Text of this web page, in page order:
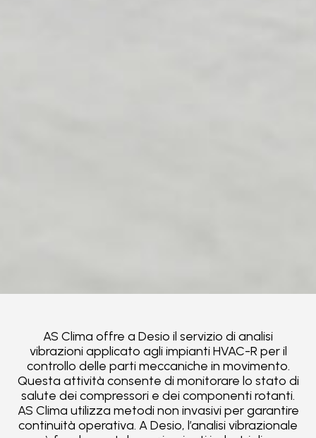
AS Clima offre a Desio il servizio di analisi
vibrazioni applicato agli impianti HVAC-R per il
controllo delle parti meccaniche in movimento.
Questa attività consente di monitorare lo stato di
salute dei compressori e dei componenti rotanti.
AS Clima utilizza metodi non invasivi per garantire
continuità operativa. A Desio, l’analisi vibrazionale